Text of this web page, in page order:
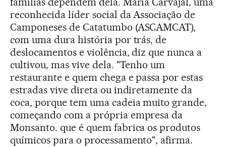
reconhecida líder social da Associação de
Camponeses de Catatumbo (ASCAMCAT),
com uma dura história por trás, de
deslocamentos e violência, diz que nunca a
cultivou, mas vive dela. "Tenho um
restaurante e quem chega e passa por estas
estradas vive direta ou indiretamente da
coca, porque tem uma cadeia muito grande,
começando com a própria empresa da
Monsanto. que é quem fabrica os produtos
químicos para o processamento", afirma.